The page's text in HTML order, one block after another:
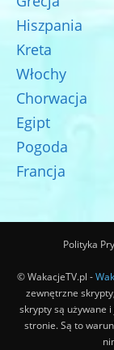
Hiszpania
Kreta
Włochy
Chorwacja
Egipt
Pogoda
Francja
Polityka
© WakacjeTV.pl -
zewnętrzne
skrypty są używane
stronie. Są to